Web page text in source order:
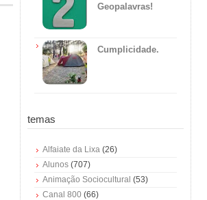
Geopalavras!
Cumplicidade.
temas
Alfaiate da Lixa (26)
Alunos (707)
Animação Sociocultural (53)
Canal 800 (66)